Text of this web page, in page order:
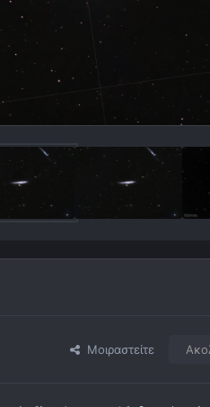
Μοιραστείτε